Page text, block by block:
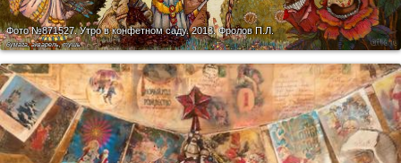
Фото №871527.Утро в конфетном саду. 2013. Фролов П.Л.
бумага, акварель, тушь